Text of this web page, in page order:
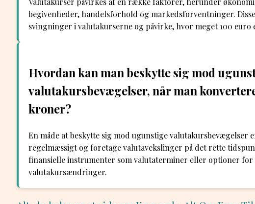
begivenheder, handelsforhold og markedsforventninger.
svingninger i valutakurserne og påvirke, hvor meget 100
Hvordan kan man beskytte sig mod
valutakursbevægelser, når man
kroner?
En måde at beskytte sig mod ugunstige valutakursbevægelser
regelmæssigt og foretage valutavekslinger på det rette
finansielle instrumenter som valutaterminer eller optioner for
valutakursændringer.